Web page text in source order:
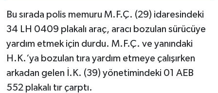
Bu sırada polis memuru M.F.Ç. (29) idaresindeki
34 LH 0409 plakalı araç, aracı bozulan sürücüye
yardım etmek için durdu. M.F.Ç. ve yanındaki
H.K.‘ya bozulan tıra yardım etmeye çalışırken
arkadan gelen İ.K. (39) yönetimindeki 01 AEB
552 plakalı tır çarptı.